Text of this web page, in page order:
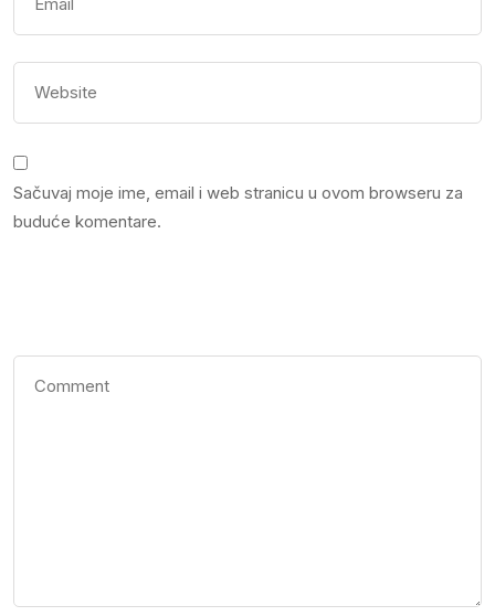
Sačuvaj moje ime, email i web stranicu u ovom browseru za
buduće komentare.